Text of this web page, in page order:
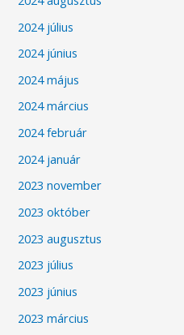
2024 július
2024 június
2024 május
2024 március
2024 február
2024 január
2023 november
2023 október
2023 augusztus
2023 július
2023 június
2023 március